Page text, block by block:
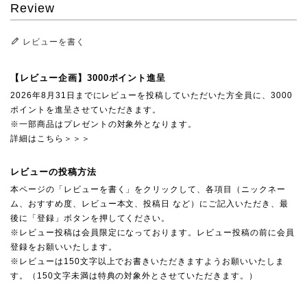
Review
レビューを書く
【レビュー企画】3000ポイント進呈
2026年8月31日までにレビューを投稿していただいた方全員に、3000
ポイントを進呈させていただきます。
※一部商品はプレゼントの対象外となります。
詳細はこちら＞＞＞
レビューの投稿方法
本ページの「レビューを書く」をクリックして、各項目（ニックネー
ム、おすすめ度、レビュー本文、投稿日 など）にご記入いただき、最
後に「登録」ボタンを押してください。
※レビュー投稿は会員限定になっております。レビュー投稿の前に会員
登録をお願いいたします。
※レビューは150文字以上でお書きいただきますようお願いいたしま
す。（150文字未満は特典の対象外とさせていただきます。）